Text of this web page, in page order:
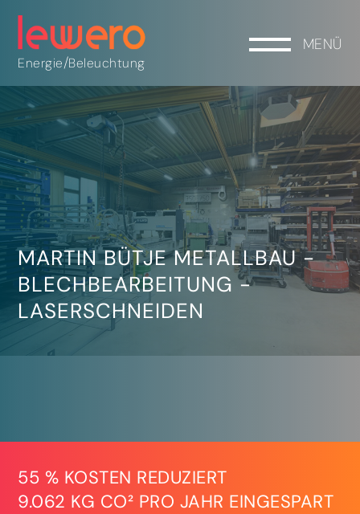
Energie/Beleuchtung
MENÜ
MARTIN BÜTJE METALLBAU -
BLECHBEARBEITUNG -
LASERSCHNEIDEN
55 % KOSTEN REDUZIERT
9.062 KG CO² PRO JAHR EINGESPART